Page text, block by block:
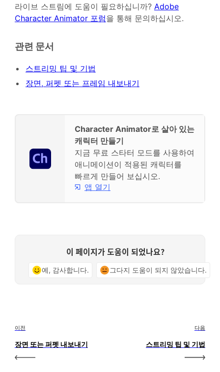
라이브 스트림에 도움이 필요하십니까? Adobe
Character Animator 포럼을 통해 문의하십시오.
관련 문서
스트리밍 팁 및 기법
장면, 퍼펫 또는 프레임 내보내기
Character Animator로 살아 있는
캐릭터 만들기
지금 무료 스타터 모드를 사용하여
애니메이션이 적용된 캐릭터를
빠르게 만들어 보십시오.
앱 열기
이 페이지가 도움이 되었나요?
예, 감사합니다. 그다지 도움이 되지 않았습니다.
이전
장면 또는 퍼펫 내보내기
다음
스트리밍 팁 및 기법